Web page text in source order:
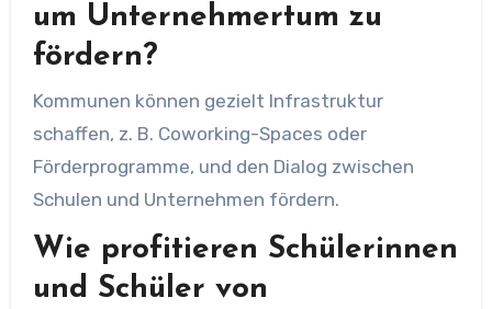
um Unternehmertum zu
fördern?
Kommunen können gezielt Infrastruktur
schaffen, z. B. Coworking-Spaces oder
Förderprogramme, und den Dialog zwischen
Schulen und Unternehmen fördern.
Wie profitieren Schülerinnen
und Schüler von